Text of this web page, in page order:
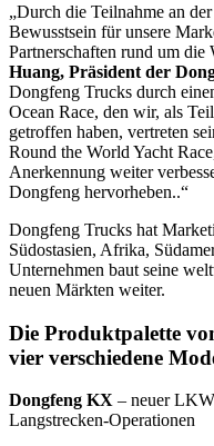
„Durch die Teilnahme an
Bewusstsein für unsere
Partnerschaften rund um
Huang, Präsident der
Dongfeng Trucks durch
Ocean Race, den wir, als
getroffen haben, vertreten
Round the World Yacht
Anerkennung weiter
Dongfeng hervorheben..“
Dongfeng Trucks hat
Südostasien, Afrika,
Unternehmen baut seine
neuen Märkten weiter.
Die Produktpalette
vier verschiedene
Dongfeng KX – neuer
Langstrecken-Operationen